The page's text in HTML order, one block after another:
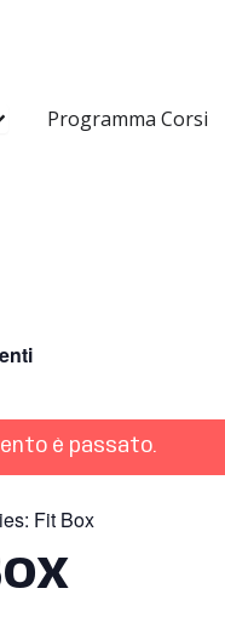
Servizi
Programma Corsi
è passato.
Fit Box